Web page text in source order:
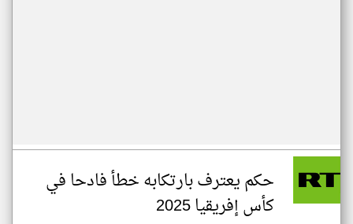
حكم يعترف بارتكابه خطأ فادحا في
كأس إفريقيا 2025